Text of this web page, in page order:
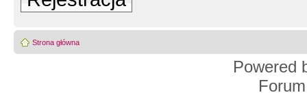
Strona główna
Powered